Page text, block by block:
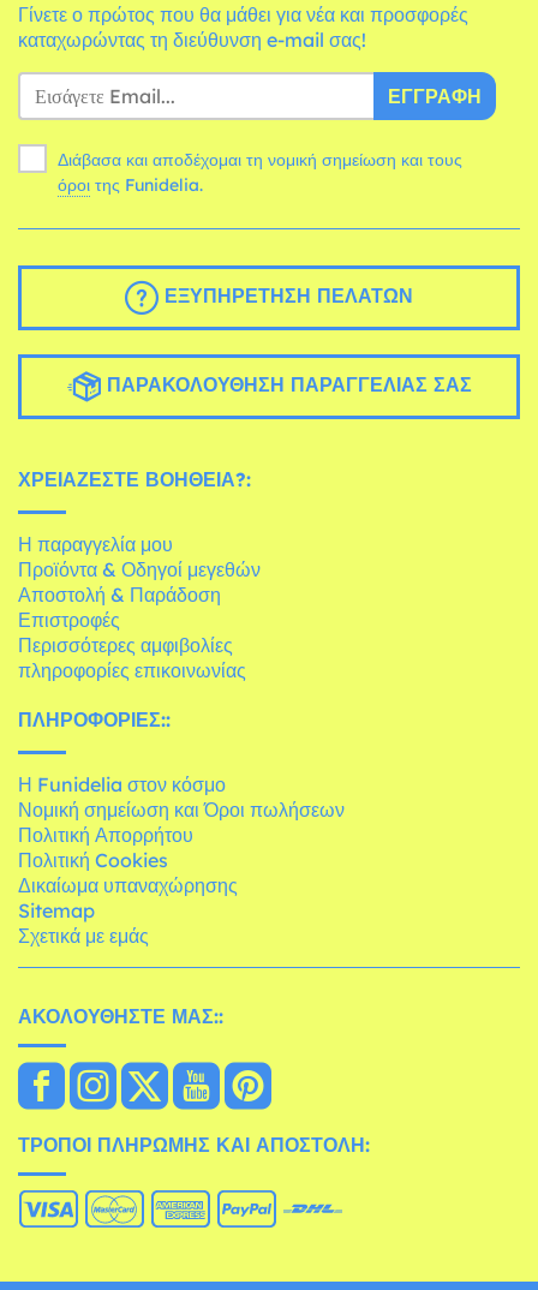
Γίνετε ο πρώτος που θα μάθει για νέα και προσφορές
καταχωρώντας τη διεύθυνση e-mail σας!
ΕΓΓΡΑΦΉ
Διάβασα και αποδέχομαι τη νομική σημείωση και τους
όροι της Funidelia.
ΕΞΥΠΗΡΈΤΗΣΗ ΠΕΛΑΤΏΝ
ΠΑΡΑΚΟΛΟΎΘΗΣΗ ΠΑΡΑΓΓΕΛΊΑΣ ΣΑΣ
ΧΡΕΙΆΖΕΣΤΕ ΒΟΉΘΕΙΑ?:
Η παραγγελία μου
Προϊόντα & Οδηγοί μεγεθών
Αποστολή & Παράδοση
Επιστροφές
Περισσότερες αμφιβολίες
πληροφορίες επικοινωνίας
ΠΛΗΡΟΦΟΡΊΕΣ::
Η Funidelia στον κόσμο
Νομική σημείωση και Όροι πωλήσεων
Πολιτική Απορρήτου
Πολιτική Cookies
Δικαίωμα υπαναχώρησης
Sitemap
Σχετικά με εμάς
ΑΚΟΛΟΥΘΉΣΤΕ ΜΑΣ::
ΤΡΌΠΟΙ ΠΛΗΡΩΜΉΣ ΚΑΙ ΑΠΟΣΤΟΛΉ: